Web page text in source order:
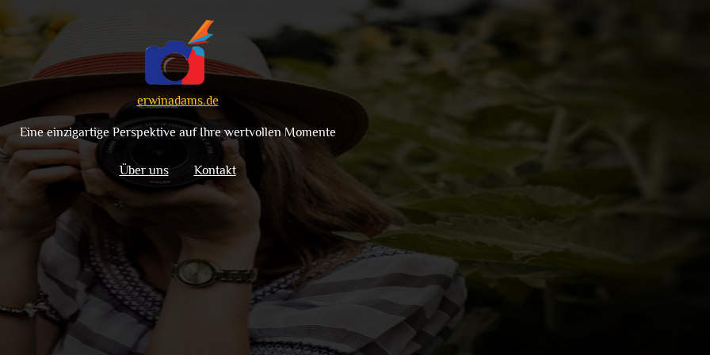
erwinadams.de
Eine einzigartige Perspektive auf Ihre wertvollen Momente
Über uns Kontakt